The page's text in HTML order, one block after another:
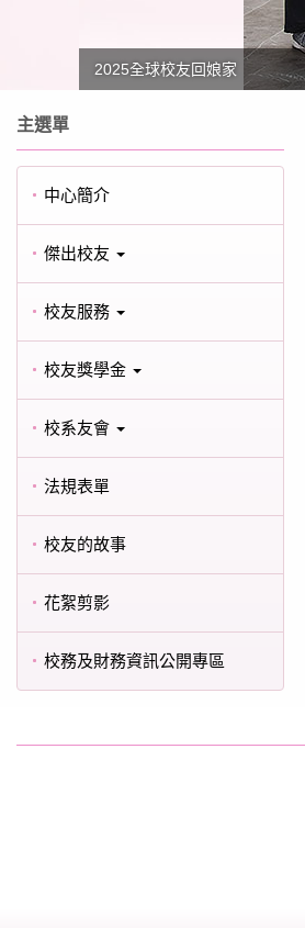
2025全球校友回娘家
主選單
中心簡介
傑出校友
校友服務
校友獎學金
校系友會
法規表單
校友的故事
花絮剪影
校務及財務資訊公開專區